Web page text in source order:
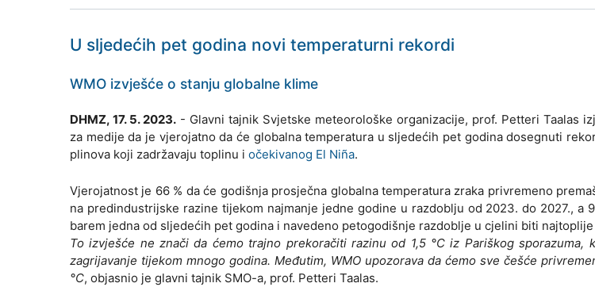
U sljedećih pet godina novi temperaturni rekordi
WMO izvješće o stanju globalne klime
DHMZ, 17. 5. 2023. - Glavni tajnik Svjetske meteorološke organizacije, prof. Petteri Taalas
za medije da je vjerojatno da će globalna temperatura u sljedećih pet godina dosegnuti
plinova koji zadržavaju toplinu i očekivanog El Niña.
Vjerojatnost je 66 % da će godišnja prosječna globalna temperatura zraka privremeno
na predindustrijske razine tijekom najmanje jedne godine u razdoblju od 2023. do 2027., a
barem jedna od sljedećih pet godina i navedeno petogodišnje razdoblje u cjelini biti
To izvješće ne znači da ćemo trajno prekoračiti razinu od 1,5 °C iz Pariškog sporazuma,
zagrijavanje tijekom mnogo godina. Međutim, WMO upozorava da ćemo sve češće
°C, objasnio je glavni tajnik SMO-a, prof. Petteri Taalas.